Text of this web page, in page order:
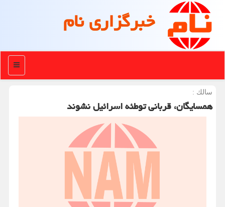
خبرگزاری نام
منو
سالك :
همسایگان، قربانی توطئه اسرائیل نشوند